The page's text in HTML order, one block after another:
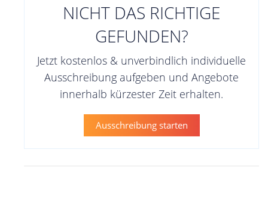
NICHT DAS RICHTIGE
GEFUNDEN?
Jetzt kostenlos & unverbindlich individuelle
Ausschreibung aufgeben und Angebote
innerhalb kürzester Zeit erhalten.
Ausschreibung starten